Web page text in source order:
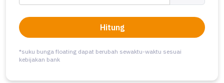
Hitung
*suku bunga floating dapat berubah sewaktu-waktu sesuai
kebijakan bank